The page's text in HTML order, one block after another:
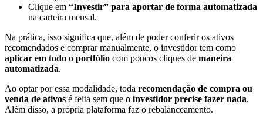
Clique em “Investir” para aportar de forma automatizada
na carteira mensal.
Na prática, isso significa que, além de poder conferir os ativos
recomendados e comprar manualmente, o investidor tem como
aplicar em todo o portfólio com poucos cliques de maneira
automatizada.
Ao optar por essa modalidade, toda recomendação de compra ou
venda de ativos é feita sem que o investidor precise fazer nada.
Além disso, a própria plataforma faz o rebalanceamento.